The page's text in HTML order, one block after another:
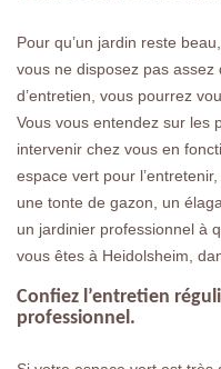
Pour qu’un jardin reste
vous ne disposez pas
d’entretien, vous pourrez
Vous vous entendez sur les
intervenir chez vous en
espace vert pour
une tonte de gazon, un
un jardinier professionnel à
vous êtes à Heidolsheim,
Confiez l’entretien
professionnel.